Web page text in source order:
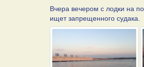
Вчера вечером с лодки на
ищет запрещенного судака.